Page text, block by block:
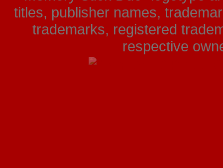
titles, publisher names,
trademarks, registered
respective